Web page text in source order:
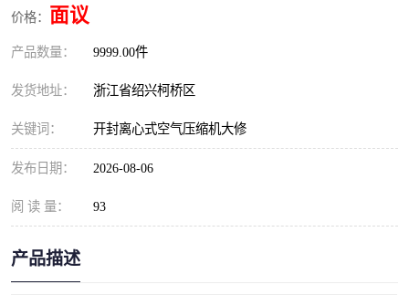
价格： 面议
产品数量： 9999.00件
发货地址： 浙江省绍兴柯桥区
关键词： 开封离心式空气压缩机大修
发布日期： 2026-08-06
阅 读 量： 93
产品描述